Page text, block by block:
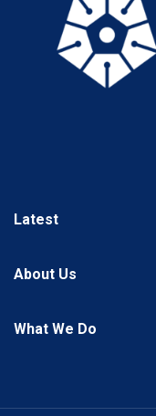
Latest
About Us
What We Do